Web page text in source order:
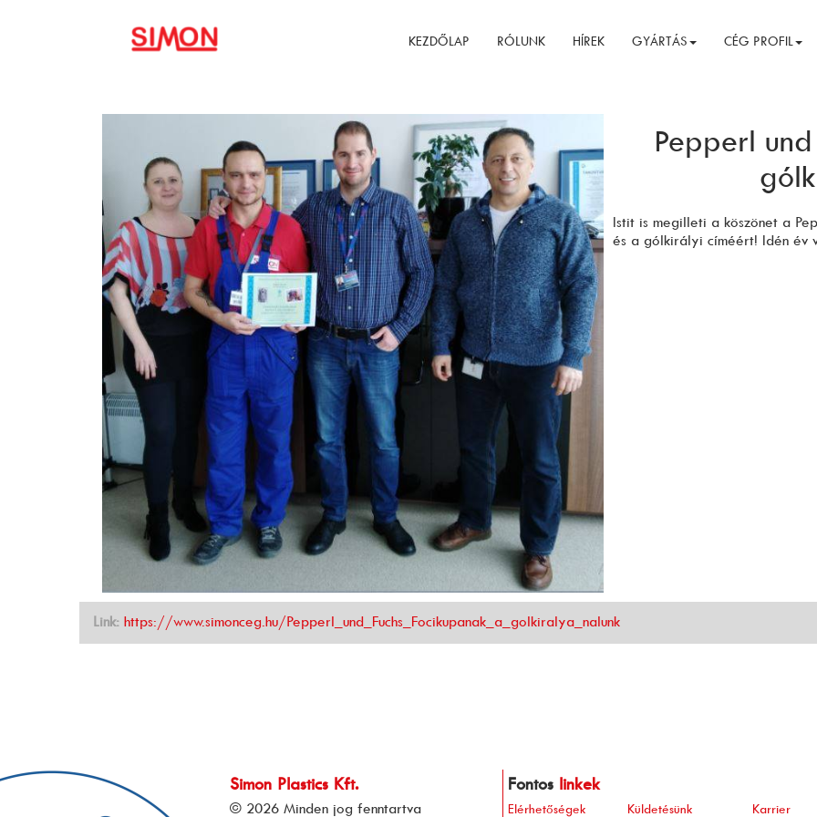
KEZDŐLAP RÓLUNK HÍREK GYÁRTÁS CÉG PROFIL
Pepperl
Istit is megilleti a köszönet a
és a gólkirályi címéért! Idén év
Link: https://www.simonceg.hu/Pepperl_und_Fuchs_Focikupanak_a_golkiralya_nalunk
Simon Plastics Kft.
© 2026 Minden jog fenntartva
Fontos linkek
Elérhetőségek Küldetésünk Karrier